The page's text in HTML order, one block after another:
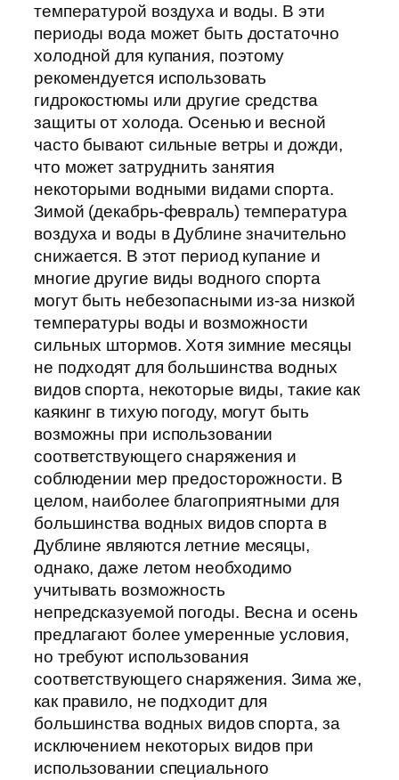
температурой воздуха и воды. В эти
периоды вода может быть достаточно
холодной для купания, поэтому
рекомендуется использовать
гидрокостюмы или другие средства
защиты от холода. Осенью и весной
часто бывают сильные ветры и дожди,
что может затруднить занятия
некоторыми водными видами спорта.
Зимой (декабрь-февраль) температура
воздуха и воды в Дублине значительно
снижается. В этот период купание и
многие другие виды водного спорта
могут быть небезопасными из-за низкой
температуры воды и возможности
сильных штормов. Хотя зимние месяцы
не подходят для большинства водных
видов спорта, некоторые виды, такие как
каякинг в тихую погоду, могут быть
возможны при использовании
соответствующего снаряжения и
соблюдении мер предосторожности. В
целом, наиболее благоприятными для
большинства водных видов спорта в
Дублине являются летние месяцы,
однако, даже летом необходимо
учитывать возможность
непредсказуемой погоды. Весна и осень
предлагают более умеренные условия,
но требуют использования
соответствующего снаряжения. Зима же,
как правило, не подходит для
большинства водных видов спорта, за
исключением некоторых видов при
использовании специального